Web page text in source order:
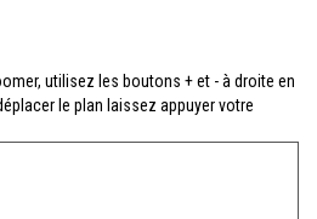
utilisez les boutons + et - à droite en
le plan laissez appuyer votre